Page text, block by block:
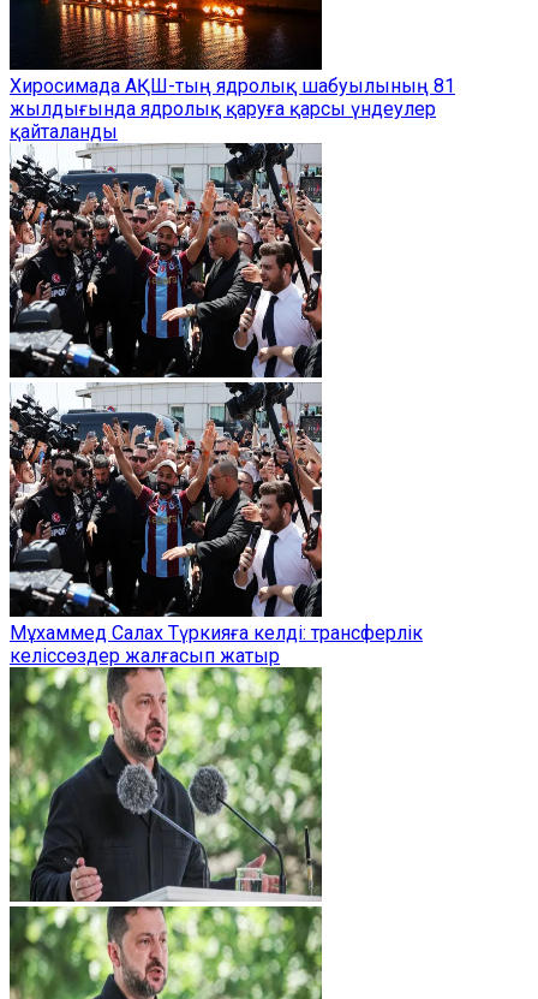
Хиросимада АҚШ-тың ядролық шабуылының 81
жылдығында ядролық қаруға қарсы үндеулер
қайталанды
Мұхаммед Салах Түркияға келді: трансферлік
келіссөздер жалғасып жатыр